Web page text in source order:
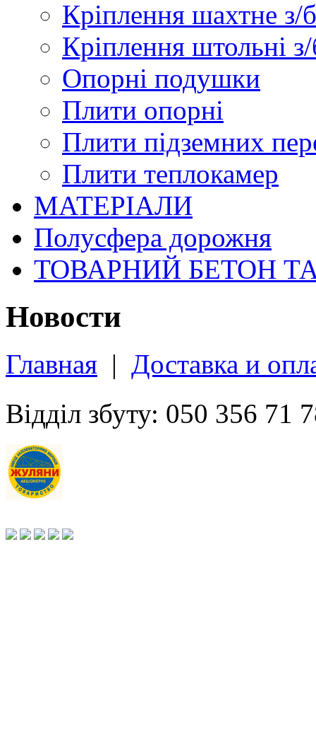
Кріплення шахтне з/б
Кріплення штольні
Опорні подушки
Плити опорні
Плити підземних
Плити теплокамер
МАТЕРІАЛИ
Полусфера дорожня
ТОВАРНИЙ БЕТОН
Новости
Главная | Доставка и
Відділ збуту: 050 356 71